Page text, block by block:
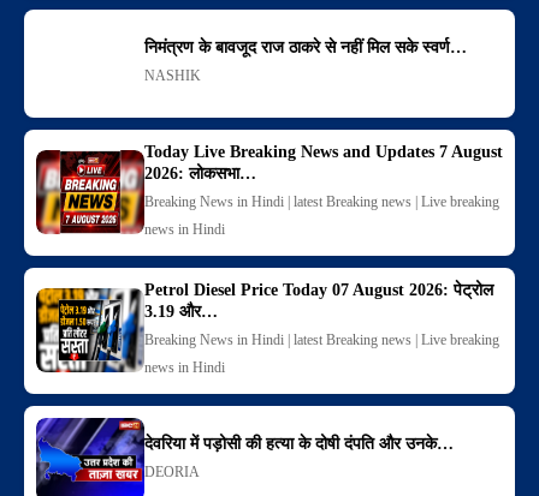
निमंत्रण के बावजूद राज ठाकरे से नहीं मिल सके स्वर्ण…
NASHIK
Today Live Breaking News and Updates 7 August
2026: लोकसभा…
Breaking News in Hindi | latest Breaking news | Live breaking
news in Hindi
Petrol Diesel Price Today 07 August 2026: पेट्रोल
3.19 और…
Breaking News in Hindi | latest Breaking news | Live breaking
news in Hindi
देवरिया में पड़ोसी की हत्या के दोषी दंपति और उनके…
DEORIA